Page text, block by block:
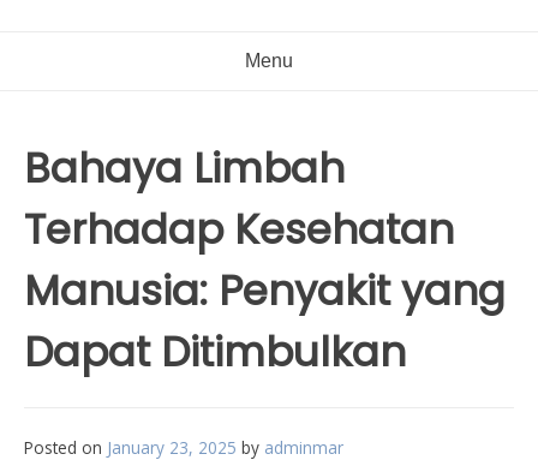
Menu
Bahaya Limbah
Terhadap Kesehatan
Manusia: Penyakit yang
Dapat Ditimbulkan
Posted on January 23, 2025 by adminmar